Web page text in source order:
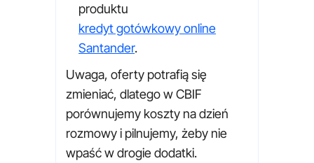
produktu
kredyt gotówkowy online
Santander.
Uwaga, oferty potrafią się
zmieniać, dlatego w CBIF
porównujemy koszty na dzień
rozmowy i pilnujemy, żeby nie
wpaść w drogie dodatki.